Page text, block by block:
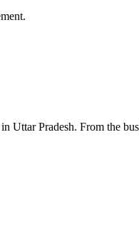
Pradesh. From the